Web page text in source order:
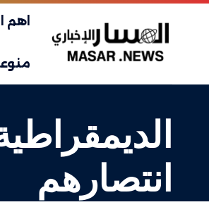
اهم
انتصارهم